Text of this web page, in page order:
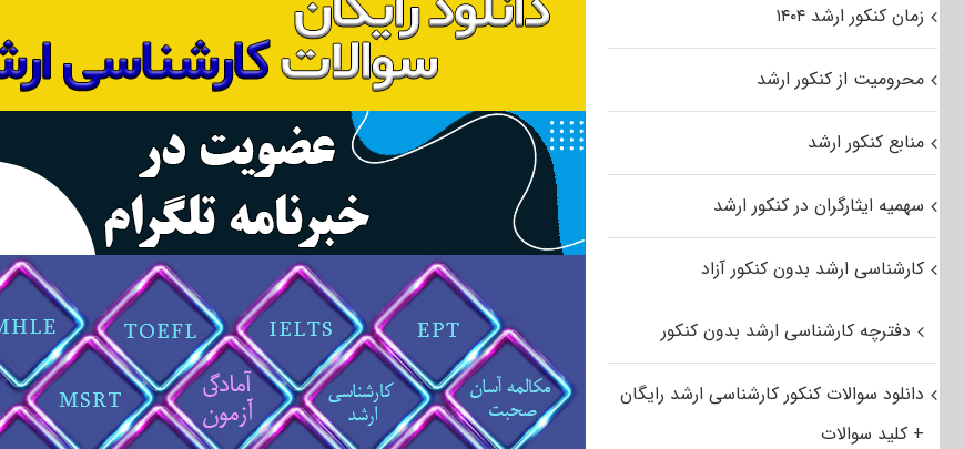
زمان کنکور ارشد ۱۴۰۴
محرومیت از کنکور ارشد
منابع کنکور ارشد
سهمیه ایثارگران در کنکور ارشد
کارشناسی ارشد بدون کنکور آزاد
دفترچه کارشناسی ارشد بدون کنکور
دانلود سوالات کنکور کارشناسی ارشد رایگان
+ کلید سوالات